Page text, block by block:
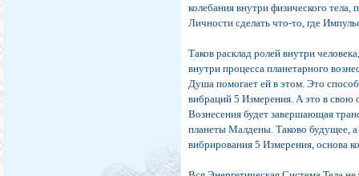
колебания внутри физического
Личности сделать что-то, где
Таков расклад ролей внутри
внутри процесса планетарного
Душа помогает ей в этом. Это
вибраций 5 Измерения. А это в свою
Вознесения будет завершающая
планеты Малдены. Таково будущее, а
вибрирования 5 Измерения, основа